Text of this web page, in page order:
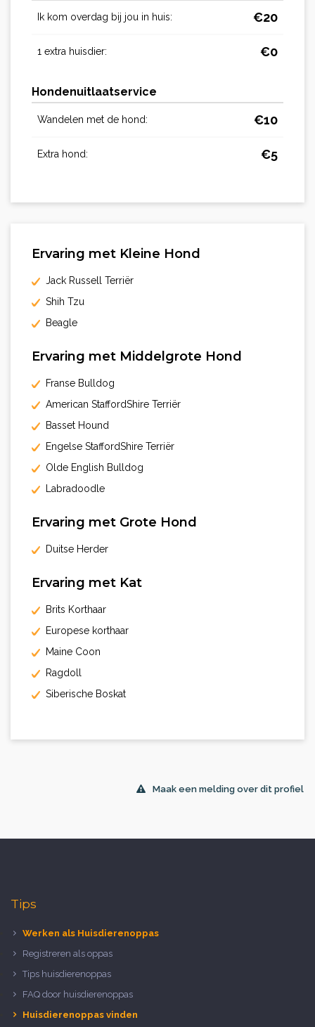
Ik kom overdag bij jou in huis: €20
1 extra huisdier: €0
Hondenuitlaatservice
Wandelen met de hond: €10
Extra hond: €5
Ervaring met Kleine Hond
Jack Russell Terriër
Shih Tzu
Beagle
Ervaring met Middelgrote Hond
Franse Bulldog
American StaffordShire Terriër
Basset Hound
Engelse StaffordShire Terriër
Olde English Bulldog
Labradoodle
Ervaring met Grote Hond
Duitse Herder
Ervaring met Kat
Brits Korthaar
Europese korthaar
Maine Coon
Ragdoll
Siberische Boskat
Maak een melding over dit profiel
Tips
Werken als Huisdierenoppas
Registreren als oppas
Tips huisdierenoppas
FAQ door huisdierenoppas
Huisdierenoppas vinden